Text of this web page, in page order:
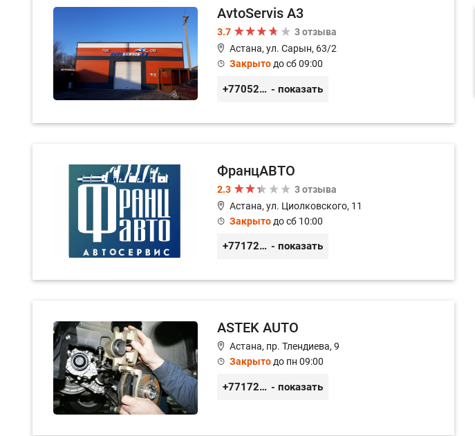
AvtoServis A3
3.7
3 отзыва
Астана, ул. Сарын, 63/2
Закрытодо сб 09:00
+77052327760 - показать
ФранцАВТО
2.3
3 отзыва
Астана, ул. Циолковского, 11
Закрытодо сб 10:00
+77172541601 - показать
ASTEK AUTO
Астана, пр. Тлендиева, 9
Закрытодо пн 09:00
+77172944444 - показать